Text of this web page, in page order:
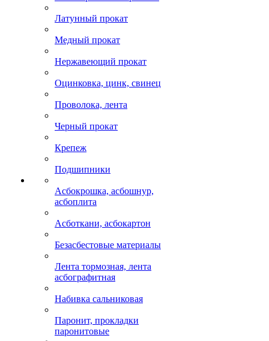
Латунный прокат
Медный прокат
Нержавеющий прокат
Оцинковка, цинк, свинец
Проволока, лента
Черный прокат
Крепеж
Подшипники
Асбокрошка, асбошнур,
асбоплита
Асботкани, асбокартон
Безасбестовые материалы
Лента тормозная, лента
асбографитная
Набивка сальниковая
Паронит, прокладки
паронитовые